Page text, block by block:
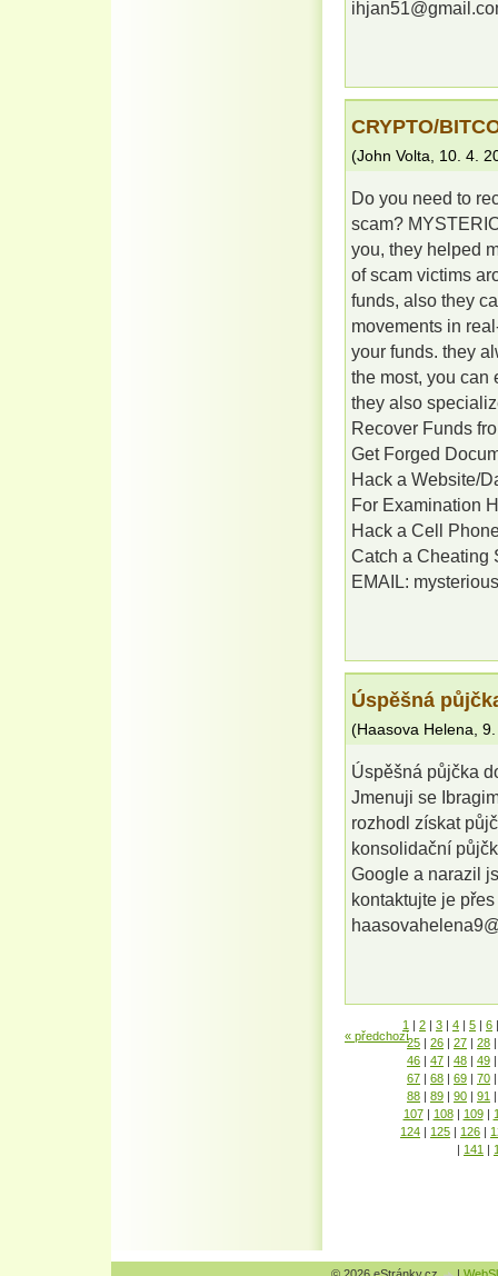
CRYPTO/
(John Volta 10. 4.
Do you need to
scam?
you, they helped
of scam victims
funds, also they
movements in
your funds. they
the most, you can
they also
Recover Funds
Get Forged
Hack a Website/
For Examination
Hack a Cell
Catch a Cheating
EMAIL:
Úspěšná
(Haasova Helena
Úspěšná půjčka
Jmenuji se
rozhodl získat
konsolidační
Google a narazil
kontaktujte je přes
« předchozí
1 | 2 | 3 | 4 | 5 | 6 |
25 | 26 | 27 | 28 |
46 | 47 | 48 | 49 |
67 | 68 | 69 | 70 |
88 | 89 | 90 | 91 |
107 | 108 | 109 |
124 | 125 | 126 |
| 141 |